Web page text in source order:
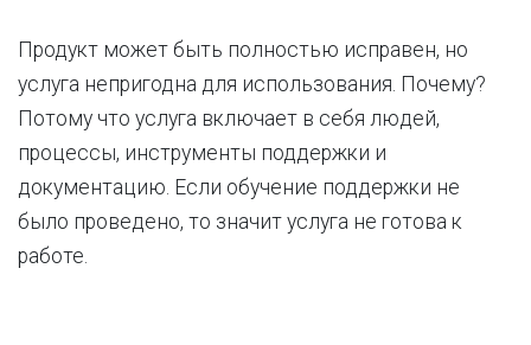
Продукт может быть полностью исправен, но
услуга непригодна для использования. Почему?
Потому что услуга включает в себя людей,
процессы, инструменты поддержки и
документацию. Если обучение поддержки не
было проведено, то значит услуга не готова к
работе.